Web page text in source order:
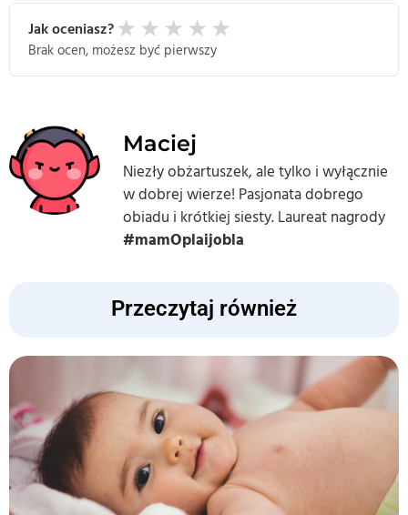
Jak oceniasz? ★ ★ ★ ★ ★
Brak ocen, możesz być pierwszy
Maciej
Niezły obżartuszek, ale tylko i wyłącznie
w dobrej wierze! Pasjonata dobrego
obiadu i krótkiej siesty. Laureat nagrody
#mamOplaijobla
Przeczytaj również